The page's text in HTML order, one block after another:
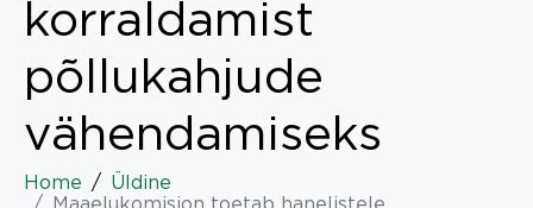
korraldamist
põllukahjude
vähendamiseks
Home
Üldine
Maaelukomisjon toetab hanelistele